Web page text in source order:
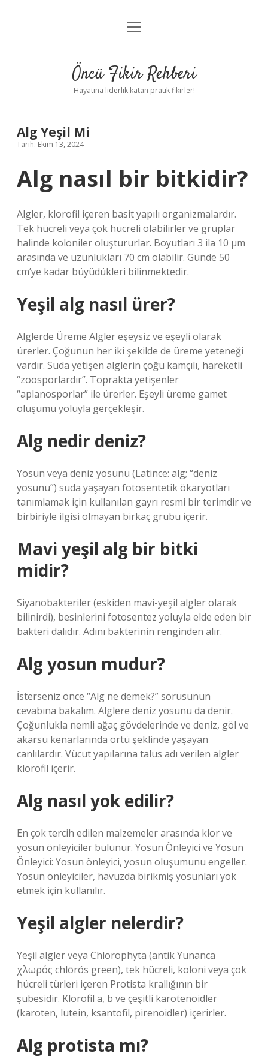
Anasayfa
Yasal Uyarı
menüyü
Öncü Fikir Rehberi
Hayatına liderlik katan pratik fikirler!
Alg Yeşil Mi
Tarih: Ekim 13, 2024
Alg nasıl bir bitkidir?
Algler, klorofil içeren basit yapılı organizmalardır.
Tek hücreli veya çok hücreli olabilirler ve gruplar
halinde koloniler oluştururlar. Boyutları 3 ila 10 μm
arasında ve uzunlukları 70 cm olabilir. Günde 50
cm’ye kadar büyüdükleri bilinmektedir.
Yeşil alg nasıl ürer?
Alglerde Üreme Algler eşeysiz ve eşeyli olarak
ürerler. Çoğunun her iki şekilde de üreme yeteneği
vardır. Suda yetişen alglerin çoğu kamçılı, hareketli
“zoosporlardır”. Toprakta yetişenler
“aplanosporlar” ile ürerler. Eşeyli üreme gamet
oluşumu yoluyla gerçekleşir.
Alg nedir deniz?
Yosun veya deniz yosunu (Latince: alg; “deniz
yosunu”) suda yaşayan fotosentetik ökaryotları
tanımlamak için kullanılan gayrı resmi bir terimdir ve
birbiriyle ilgisi olmayan birkaç grubu içerir.
Mavi yeşil alg bir bitki
midir?
Siyanobakteriler (eskiden mavi-yeşil algler olarak
bilinirdi), besinlerini fotosentez yoluyla elde eden bir
bakteri dalıdır. Adını bakterinin renginden alır.
Alg yosun mudur?
İsterseniz önce “Alg ne demek?” sorusunun
cevabına bakalım. Alglere deniz yosunu da denir.
Çoğunlukla nemli ağaç gövdelerinde ve deniz, göl ve
akarsu kenarlarında örtü şeklinde yaşayan
canlılardır. Vücut yapılarına talus adı verilen algler
klorofil içerir.
Alg nasıl yok edilir?
En çok tercih edilen malzemeler arasında klor ve
yosun önleyiciler bulunur. Yosun Önleyici ve Yosun
Önleyici: Yosun önleyici, yosun oluşumunu engeller.
Yosun önleyiciler, havuzda birikmiş yosunları yok
etmek için kullanılır.
Yeşil algler nelerdir?
Yeşil algler veya Chlorophyta (antik Yunanca
χλωρός chlōrós green), tek hücreli, koloni veya çok
hücreli türleri içeren Protista krallığının bir
şubesidir. Klorofil a, b ve çeşitli karotenoidler
(karoten, lutein, ksantofil, pirenoidler) içerirler.
Alg protista mı?